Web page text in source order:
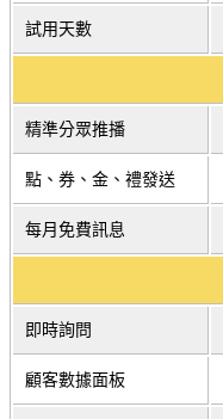
試用天數
精準分眾推播
點、券、金、禮發送
每月免費訊息
即時詢問
顧客數據面板